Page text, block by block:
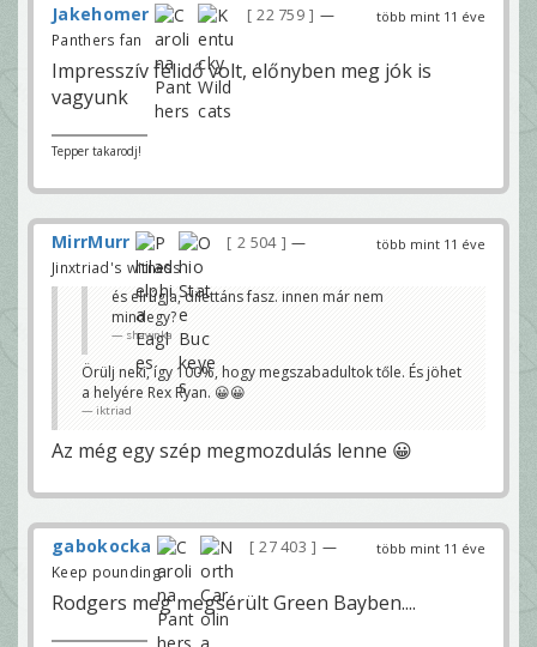
több mint 11 éve
Jakehomer 22 759
—
Panthers fan
Impresszív félidő volt, előnyben meg jók is
vagyunk
Tepper takarodj!
több mint 11 éve
MirrMurr 2 504
—
Jinxtriad's witness
és elrúgja, dilettáns fasz. innen már nem
mindegy?
shawnka
Örülj neki, így 100%, hogy megszabadultok tőle. És jöhet
a helyére Rex Ryan. 😀😀
iktriad
Az még egy szép megmozdulás lenne 😀
több mint 11 éve
gabokocka 27 403
—
Keep pounding
Rodgers meg megsérült Green Bayben....